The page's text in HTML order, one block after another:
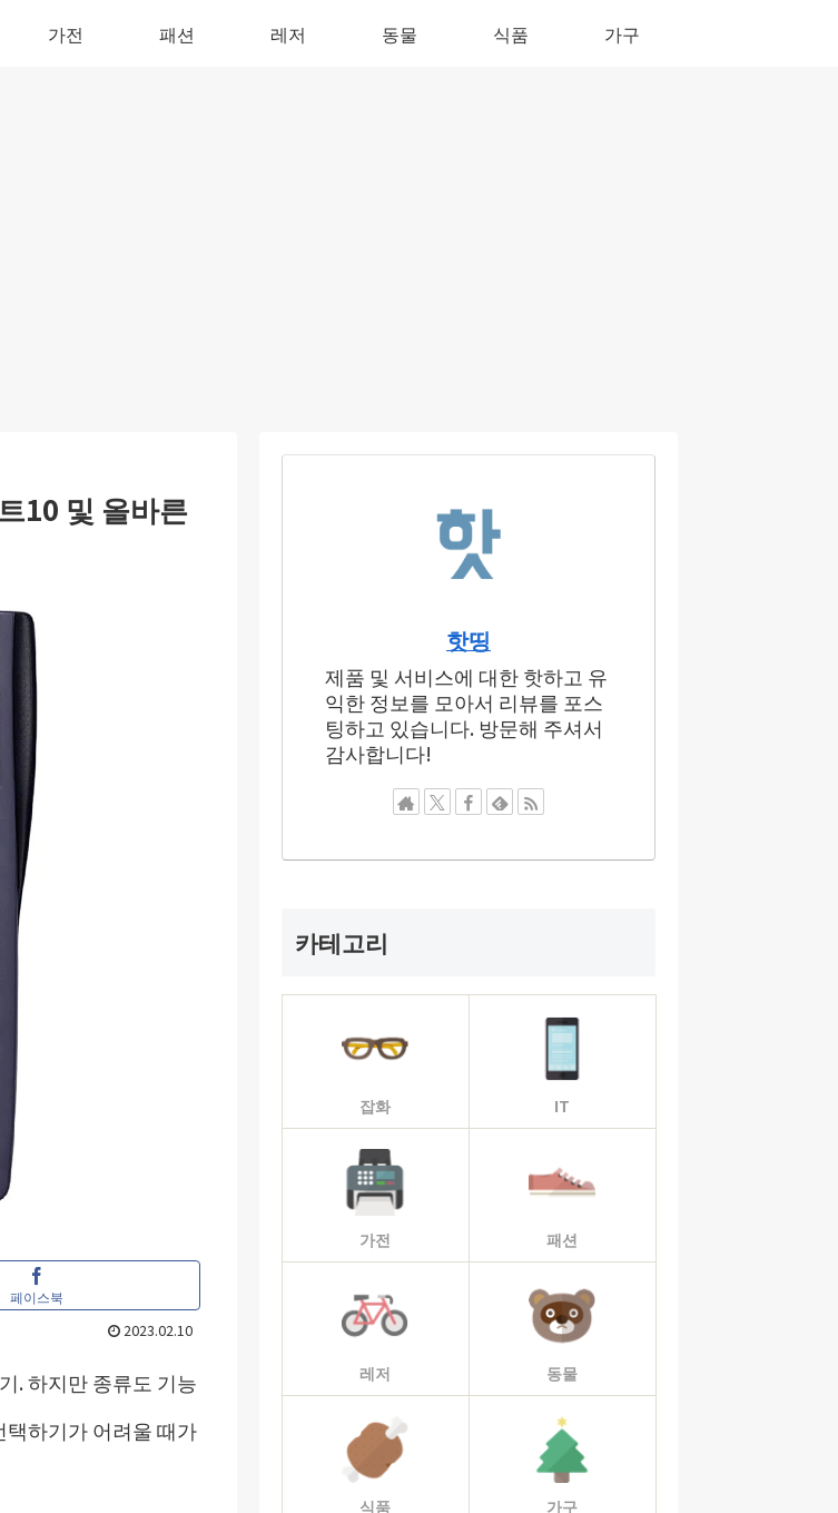
가전 패션 레저 동물 식품 가구
10 및 올바른
페이스북
2023.02.10
. 하지만 종류도 기능
택하기가 어려울 때가
핫띵
제품 및 서비스에 대한 핫하고 유
익한 정보를 모아서 리뷰를 포스
팅하고 있습니다. 방문해 주셔서
감사합니다!
카테고리
잡화 IT
가전 패션
레저 동물
식품 가구